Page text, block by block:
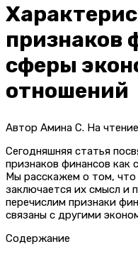
признаков
сферы
отношений
Автор Амина С. На чтение
Сегодняшняя статья
признаков финансов как
Мы расскажем о том,
заключается их смысл и
перечислим признаки
связаны с другими
Содержание